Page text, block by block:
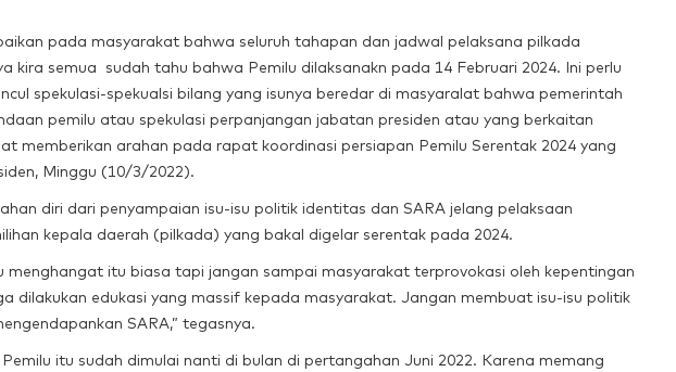
pada masyarakat bahwa seluruh tahapan dan jadwal pelaksana pilkada
kira semua sudah tahu bahwa Pemilu dilaksanakn pada 14 Februari 2024. Ini perlu
spekulasi-spekualsi bilang yang isunya beredar di masyaralat bahwa pemerintah
pemilu atau spekulasi perpanjangan jabatan presiden atau yang berkaitan
memberikan arahan pada rapat koordinasi persiapan Pemilu Serentak 2024 yang
Minggu (10/3/2022).
diri dari penyampaian isu-isu politik identitas dan SARA jelang pelaksaan
kepala daerah (pilkada) yang bakal digelar serentak pada 2024.
menghangat itu biasa tapi jangan sampai masyarakat terprovokasi oleh kepentingan
dilakukan edukasi yang massif kepada masyarakat. Jangan membuat isu-isu politik
SARA,” tegasnya.
itu sudah dimulai nanti di bulan di pertangahan Juni 2022. Karena memang